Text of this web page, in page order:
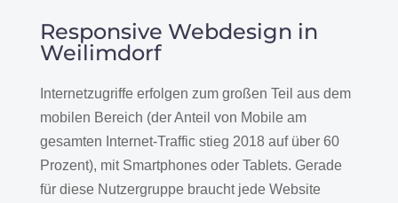
Responsive Webdesign in
Weilimdorf
Internetzugriffe erfolgen zum großen Teil aus dem
mobilen Bereich (der Anteil von Mobile am
gesamten Internet-Traffic stieg 2018 auf über 60
Prozent), mit Smartphones oder Tablets. Gerade
für diese Nutzergruppe braucht jede Website